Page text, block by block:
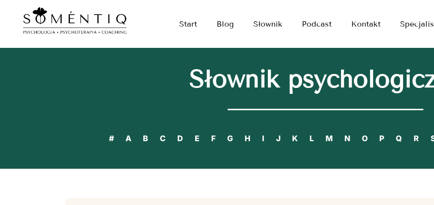
Start Blog Słownik Podcast Kontakt
Słownik
# A B C D E F G H I J K L M N O P Q R